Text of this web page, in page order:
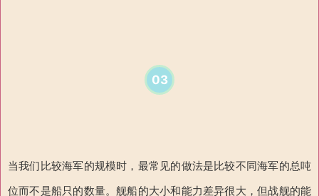
03
当我们比较海军的规模时，最常见的做法是比较不同海军的总吨
位而不是船只的数量。舰船的大小和能力差异很大，但战舰的能